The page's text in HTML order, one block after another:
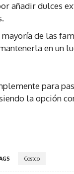
añadir dulces
de las
en un
para
la opción
Costco